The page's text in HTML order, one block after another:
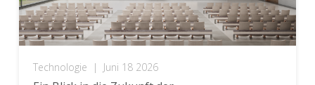
Technologie | Juni 18 2026